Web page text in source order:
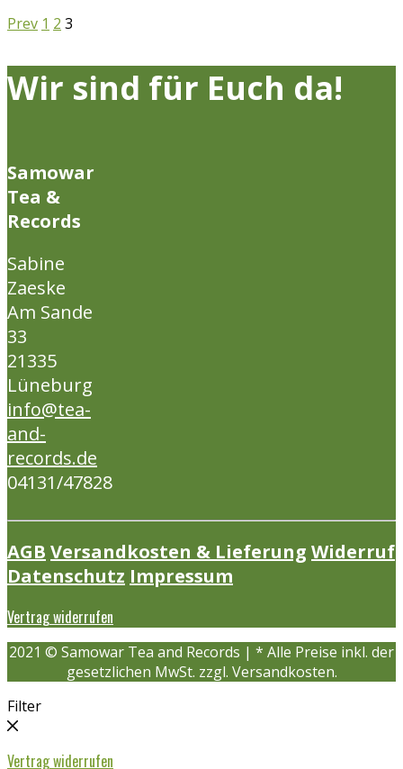
Prev 1 2 3
Wir sind für Euch da!
Samowar
Tea &
Records
Sabine
Zaeske
Am Sande
33
21335
Lüneburg
info@tea-
and-
records.de
04131/47828
AGB Versandkosten & Lieferung Widerruf
Datenschutz Impressum
Vertrag widerrufen
2021 © Samowar Tea and Records | * Alle Preise inkl. der
gesetzlichen MwSt. zzgl. Versandkosten.
Filter
Vertrag widerrufen